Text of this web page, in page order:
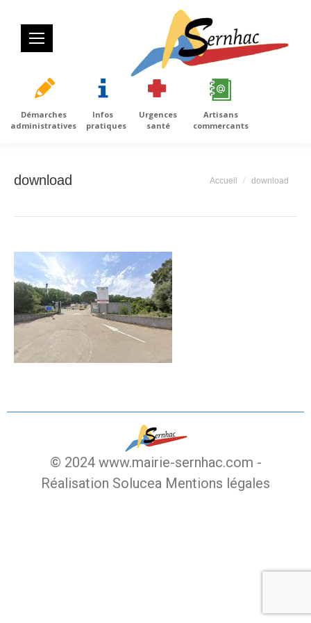
Démarches
administratives
Infos
pratiques
Urgences
santé
Artisans
commercants
download Vous êtes ici :
Accueil download
© 2024 www.mairie-sernhac.com -
Réalisation Solucea Mentions légales